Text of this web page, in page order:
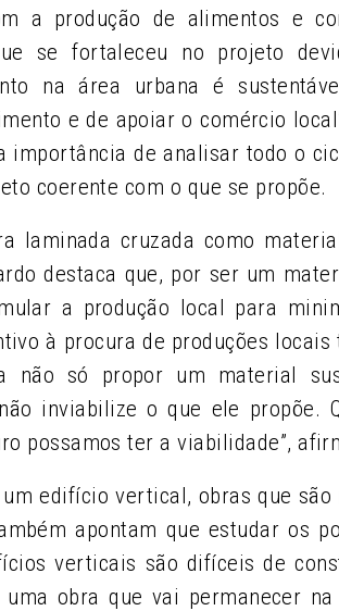
a produção de alimentos e
se fortaleceu no projeto
na área urbana é
e de apoiar o comércio
importância de analisar todo o
coerente com o que se propõe.
laminada cruzada como
destaca que, por ser um
a produção local para
à procura de produções
não só propor um material
inviabilize o que ele propõe.
possamos ter a viabilidade”,
edifício vertical, obras que são
apontam que estudar os
verticais são difíceis de
obra que vai permanecer